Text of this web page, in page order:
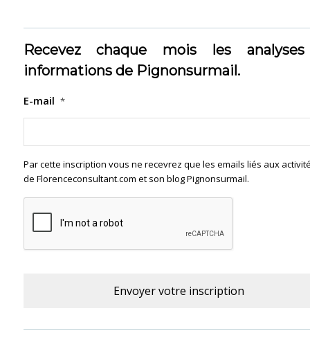
Recevez chaque mois les
informations de Pignonsurmail.
E-mail *
Par cette inscription vous ne recevrez que les emails liés aux
de Florenceconsultant.com et son blog Pignonsurmail.